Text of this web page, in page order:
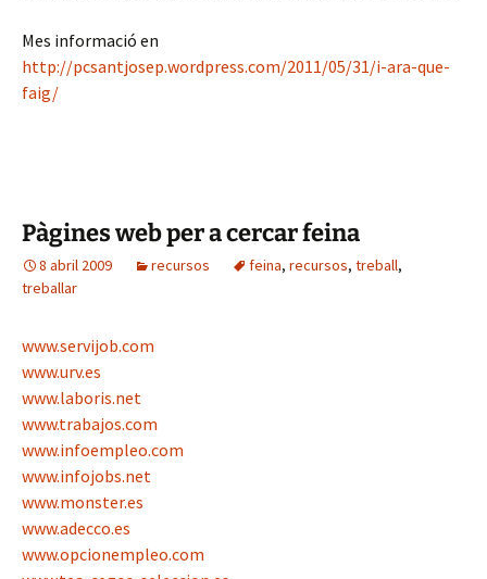
Mes informació en
http://pcsantjosep.wordpress.com/2011/05/31/i-ara-que-
faig/
Pàgines web per a cercar feina
8 abril 2009 recursos feina, recursos, treball,
treballar
www.servijob.com
www.urv.es
www.laboris.net
www.trabajos.com
www.infoempleo.com
www.infojobs.net
www.monster.es
www.adecco.es
www.opcionempleo.com